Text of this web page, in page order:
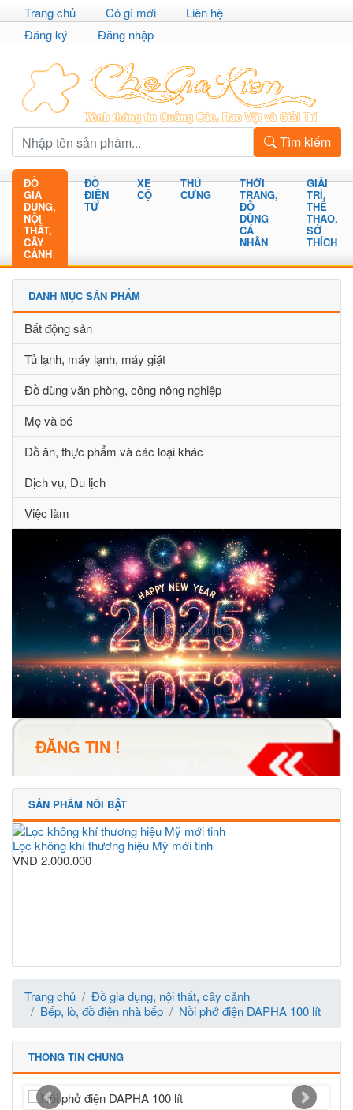
Trang chủ Có gì mới
Liên hệ
Đăng ký
Đăng nhập
Tìm kiếm
ĐỒ
GIA
DỤNG,
NỘI
THẤT,
CÂY
CẢNH
ĐỒ
ĐIỆN
TỬ
XE
CỘ
THÚ
CƯNG
THỜI
TRANG,
ĐỒ
DÙNG
CÁ
NHÂN
GIẢI
TRÍ,
THỂ
THAO,
SỞ
THÍCH
DANH MỤC SẢN PHẨM
Bất động sản
Tủ lạnh, máy lạnh, máy giặt
Đồ dùng văn phòng, công nông nghiệp
Mẹ và bé
Đồ ăn, thực phẩm và các loại khác
Dịch vụ, Du lịch
Việc làm
ĐĂNG TIN !
SẢN PHẨM NỔI BẬT
Lọc không khí thương hiệu Mỹ mới tinh
VNĐ 2.000.000
Trang chủ
Đồ gia dụng, nội thất, cây cảnh
Bếp, lò, đồ điện nhà bếp
Nồi phở điện DAPHA 100 lít
THÔNG TIN CHUNG